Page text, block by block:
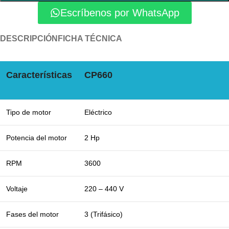
Escríbenos por WhatsApp
DESCRIPCIÓN FICHA TÉCNICA
Características CP660
Tipo de motor Eléctrico
Potencia del motor 2 Hp
RPM 3600
Voltaje 220 – 440 V
Fases del motor 3 (Trifásico)